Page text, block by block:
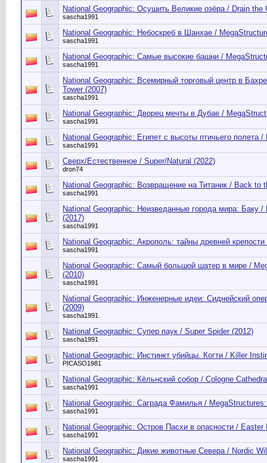
National Geographic: Осушить Великие озёра / Drain the
sascha1991
National Geographic: Небоскреб в Шанхае /
sascha1991
National Geographic: Самые высокие башни /
sascha1991
National Geographic: Всемирный торговый центр в
Tower (2007)
sascha1991
National Geographic: Дворец мечты в Дубае /
sascha1991
National Geographic: Египет с высоты птичьего полета
sascha1991
Сверх/Естественное / Super/Natural (2022)
dron74
National Geographic: Возвращение на Титаник / Back to
sascha1991
National Geographic: Неизведанные города мира: Баку
(2017)
sascha1991
National Geographic: Акрополь: тайны древней крепости
sascha1991
National Geographic: Самый большой шатер в мире /
(2010)
sascha1991
National Geographic: Инженерные идеи: Сиднейский
(2009)
sascha1991
National Geographic: Супер паук / Super Spider (2012)
sascha1991
National Geographic: Инстинкт убийцы. Когти / Killer
PICASO1981
National Geographic: Кёльнский собор / Cologne
sascha1991
National Geographic: Саграда Фамилья /
sascha1991
National Geographic: Остров Пасхи в опасности / Easter
sascha1991
National Geographic: Дикие животные Севера / Nordic
sascha1991